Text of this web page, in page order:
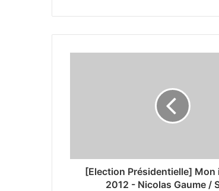
[Election Présidentielle] Mon
2012 - Nicolas Gaume /